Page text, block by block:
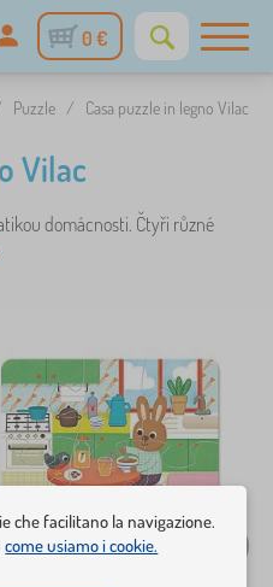
0 €
Puzzle / Casa puzzle in legno Vilac
Vilac
domácnosti. Čtyři různé
che facilitano la navigazione.
come usiamo i cookie.